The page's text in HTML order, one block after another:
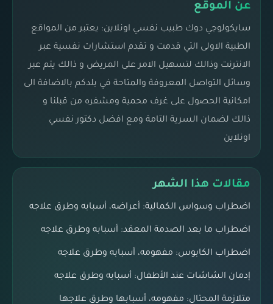
عن الموقع
سايكولوجي دوك طبيب نفسي اونلاين: يعتبر من المواقع
الطبية الاولى التي قدمت و تقدم استشارات نفسية عبر
الانترنت وذالك لتسهيل الامر على المريض و ذالك يتم عبر
وسائل التواصل المعروفة والمتاحة في بلدكم بالاضافة الى
امكانية الحصول على غرف محمية ومشفره من قبلنا و
ذالك لضمان السرية التامة ومع افضل دكتور نفسي
اونلاين
مقالات هذا الشهر
اضطراب وسواس الكمالية: أعراضه، أسبابه وطرق علاجه
اضطراب ما بعد الصدمة المعقد: أسبابه وطرق علاجه
اضطراب الكابوس: مفهومه، أسبابه وطرق علاجه
إدمان الشاشات عند الأطفال: أسبابه وطرق علاجه
متلازمة المحتال: مفهومه، أسبابها وطرق علاجها